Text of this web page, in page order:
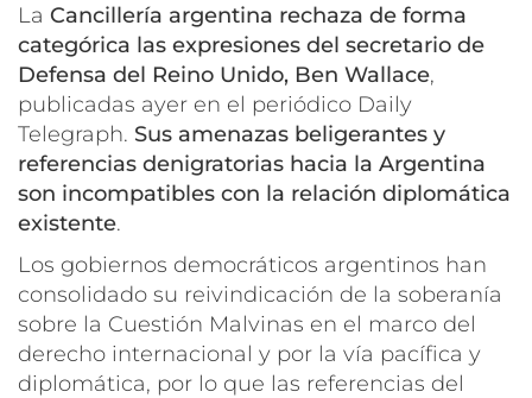
La Cancillería argentina rechaza de forma
categórica las expresiones del secretario de
Defensa del Reino Unido, Ben Wallace,
publicadas ayer en el periódico Daily
Telegraph. Sus amenazas beligerantes y
referencias denigratorias hacia la Argentina
son incompatibles con la relación diplomática
existente.
Los gobiernos democráticos argentinos han
consolidado su reivindicación de la soberanía
sobre la Cuestión Malvinas en el marco del
derecho internacional y por la vía pacífica y
diplomática, por lo que las referencias del